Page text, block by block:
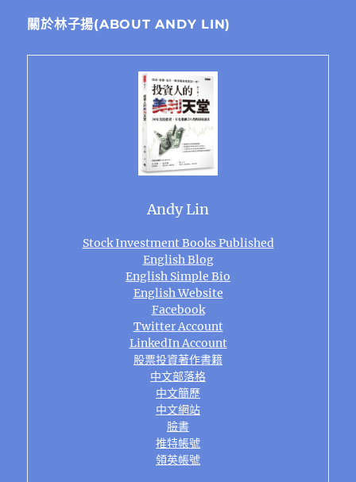
關於林子揚(ABOUT ANDY LIN)
Andy Lin
Stock Investment Books Published
English Blog
English Simple Bio
English Website
Facebook
Twitter Account
LinkedIn Account
股票投資著作書籍
中文部落格
中文簡歷
中文網站
臉書
推特帳號
領英帳號